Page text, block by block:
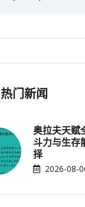
热门新闻
奥拉夫天赋
斗力与生存
择
2026-08-